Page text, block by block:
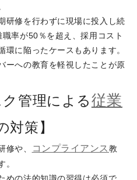
研修を行わずに現場に投入し続
率が50％を超え、採用コスト
環に陥ったケースもあります。
ーへの教育を軽視したことが原
ク管理による従業
対策】
修や、 コンプライアンス教
。